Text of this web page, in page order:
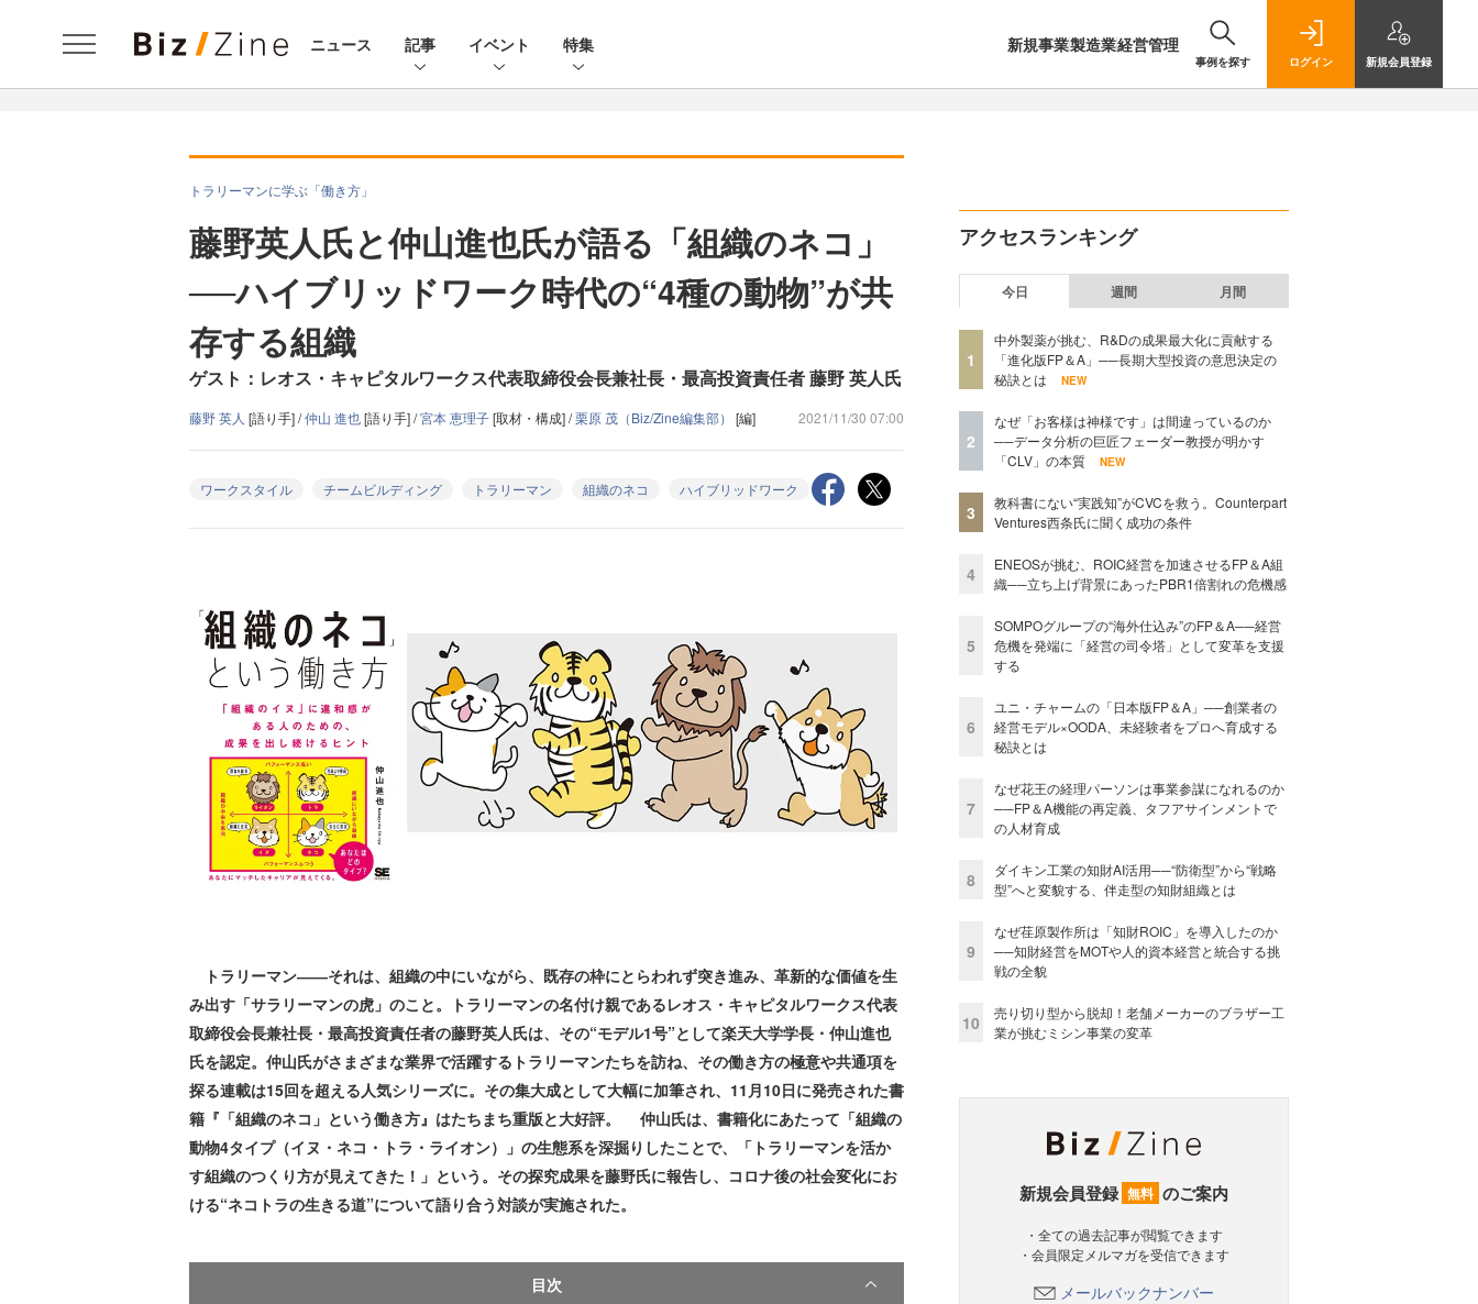
ニュース 記事 イベント 特集 新規事業製造業経営管理
事例を探す ログイン 新規会員登録
トラリーマンに学ぶ「働き方」
藤野英人氏と仲山進也氏が語る「組織のネコ」
──ハイブリッドワーク時代の“4種の動物”が共
存する組織
ゲスト：レオス・キャピタルワークス代表取締役会長兼社長・最高投資責任者 藤野 英人氏
藤野 英人 [語り手] /仲山 進也[語り手] /宮本 恵理子[取材・構成] /栗原 茂（Biz/Zine編集部） [編] 2021/11/30 07:00
ワークスタイル チームビルディング トラリーマン 組織のネコ ハイブリッドワーク
トラリーマン――それは、組織の中にいながら、既存の枠にとらわれず突き進み、革新的な価値を生
み出す「サラリーマンの虎」のこと。トラリーマンの名付け親であるレオス・キャピタルワークス代表
取締役会長兼社長・最高投資責任者の藤野英人氏は、その“モデル1号”として楽天大学学長・仲山進也
氏を認定。仲山氏がさまざまな業界で活躍するトラリーマンたちを訪ね、その働き方の極意や共通項を
探る連載は15回を超える人気シリーズに。その集大成として大幅に加筆され、11月10日に発売された書
籍『「組織のネコ」という働き方』はたちまち重版と大好評。 仲山氏は、書籍化にあたって「組織の
動物4タイプ（イヌ・ネコ・トラ・ライオン）」の生態系を深掘りしたことで、「トラリーマンを活か
す組織のつくり方が見えてきた！」という。その探究成果を藤野氏に報告し、コロナ後の社会変化にお
ける“ネコトラの生きる道”について語り合う対談が実施された。
目次
アクセスランキング
今日 週間 月間
1
中外製薬が挑む、R&Dの成果最大化に貢献する
「進化版FP＆A」──長期大型投資の意思決定の
秘訣とは
NEW
2
なぜ「お客様は神様です」は間違っているのか
──データ分析の巨匠フェーダー教授が明かす
「CLV」の本質
NEW
3
教科書にない“実践知”がCVCを救う。Counterpart
Ventures西条氏に聞く成功の条件
4
ENEOSが挑む、ROIC経営を加速させるFP＆A組
織──立ち上げ背景にあったPBR1倍割れの危機感
5
SOMPOグループの“海外仕込み”のFP＆A──経営
危機を発端に「経営の司令塔」として変革を支援
する
6
ユニ・チャームの「日本版FP＆A」──創業者の
経営モデル×OODA、未経験者をプロへ育成する
秘訣とは
7
なぜ花王の経理パーソンは事業参謀になれるのか
──FP＆A機能の再定義、タフアサインメントで
の人材育成
8
ダイキン工業の知財AI活用──“防衛型”から“戦略
型”へと変貌する、伴走型の知財組織とは
9
なぜ荏原製作所は「知財ROIC」を導入したのか
──知財経営をMOTや人的資本経営と統合する挑
戦の全貌
10
売り切り型から脱却！老舗メーカーのブラザー工
業が挑むミシン事業の変革
新規会員登録 無料 のご案内
・全ての過去記事が閲覧できます
・会員限定メルマガを受信できます
メールバックナンバー